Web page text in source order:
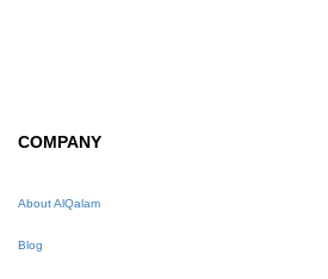
COMPANY
About AlQalam
Blog